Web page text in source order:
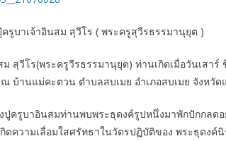
รูบาเจ้าอินสม สุวีโร ( พระครูสุวีรธรรมานุยุต )
สุวีโร(พระครูวีรธรรมานุยุต) ท่านเกิดเมื่อวันเสา
บ้านแม่คะตวน ตำบลสบเมย อำเภอสบเมย จังหวัด
ปู่ครูบาอินสมท่านพบพระธุดงค์รูปหนึ่งมาพักปักกลด
ดความเลื่อมใสศรัทธาในวัตรปฏิบัติของ พระธุดง